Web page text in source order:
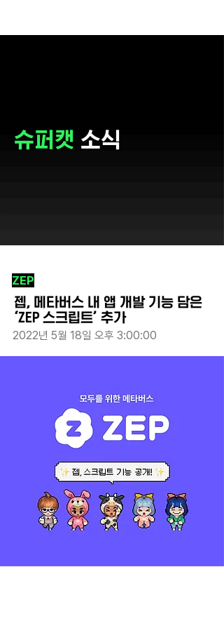
슈퍼캣 소식
ZEP
젭, 메타버스 내 앱 개발 기능 담은
‘ZEP 스크립트’ 추가
2022년 5월 18일 오후 3:00:00